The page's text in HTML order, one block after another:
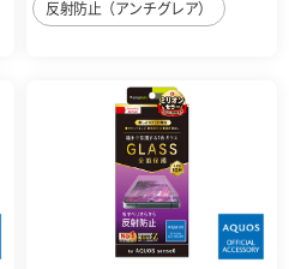
反射防止（アンチグレア）